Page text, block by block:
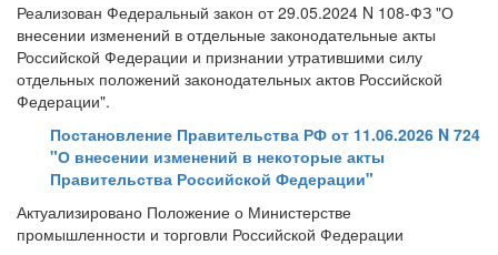
Реализован Федеральный закон от 29.05.2024 N 108-ФЗ "О
внесении изменений в отдельные законодательные акты
Российской Федерации и признании утратившими силу
отдельных положений законодательных актов Российской
Федерации".
Постановление Правительства РФ от 11.06.2026 N 724
"О внесении изменений в некоторые акты
Правительства Российской Федерации"
Актуализировано Положение о Министерстве
промышленности и торговли Российской Федерации